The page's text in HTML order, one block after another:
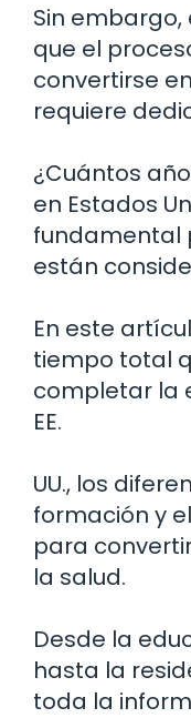
Sin
que el
convertirse
requiere
¿Cuántos
en Estados
fundamental
están
En este
tiempo total
completar la
EE.
UU., los
formación y
para
la salud.
Desde la
hasta la
toda la